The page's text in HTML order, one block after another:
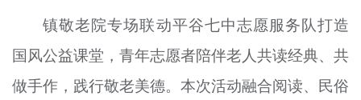
镇敬老院专场联动平谷七中志愿服务队打造
国风公益课堂，青年志愿者陪伴老人共读经典、共
做手作，践行敬老美德。本次活动融合阅读、民俗